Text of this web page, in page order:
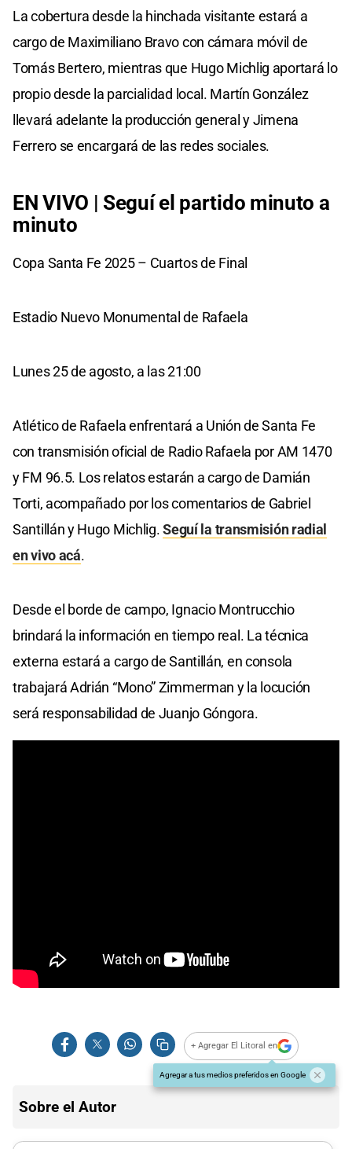
La cobertura desde la hinchada visitante estará a
cargo de Maximiliano Bravo con cámara móvil de
Tomás Bertero, mientras que Hugo Michlig aportará lo
propio desde la parcialidad local. Martín González
llevará adelante la producción general y Jimena
Ferrero se encargará de las redes sociales.
EN VIVO | Seguí el partido minuto a
minuto
Copa Santa Fe 2025 – Cuartos de Final
Estadio Nuevo Monumental de Rafaela
Lunes 25 de agosto, a las 21:00
Atlético de Rafaela enfrentará a Unión de Santa Fe
con transmisión oficial de Radio Rafaela por AM 1470
y FM 96.5. Los relatos estarán a cargo de Damián
Torti, acompañado por los comentarios de Gabriel
Santillán y Hugo Michlig.Seguí la transmisión radial
en vivo acá.
Desde el borde de campo, Ignacio Montrucchio
brindará la información en tiempo real. La técnica
externa estará a cargo de Santillán, en consola
trabajará Adrián “Mono” Zimmerman y la locución
será responsabilidad de Juanjo Góngora.
+ Agregar El Litoral en
Agregar a tus medios preferidos en Google
Sobre el Autor